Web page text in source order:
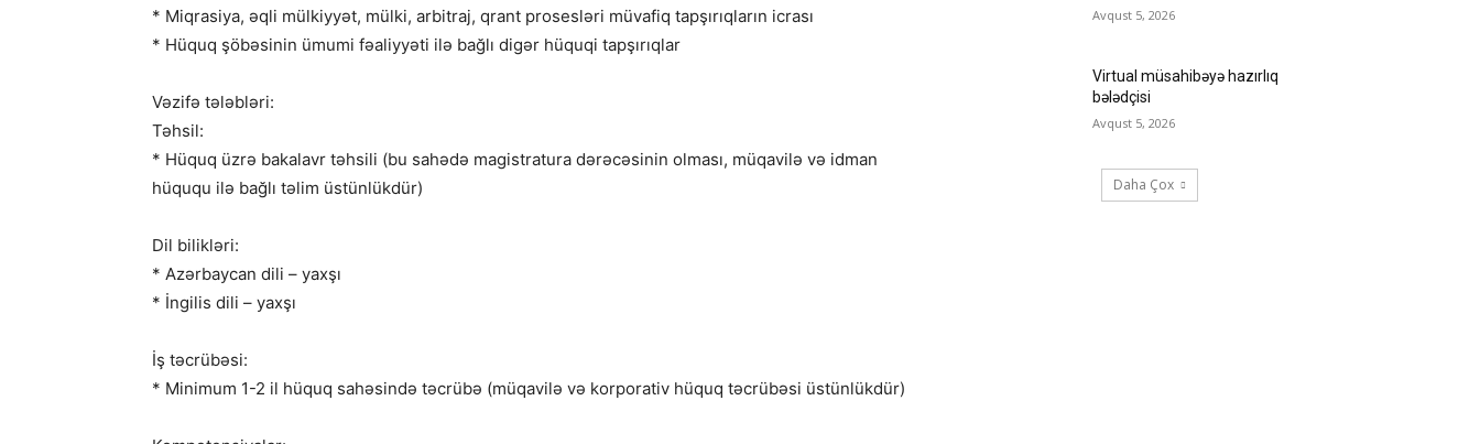
* Miqrasiya, əqli mülkiyyət, mülki, arbitraj, qrant prosesləri müvafiq tapşırıqların icrası
* Hüquq şöbəsinin ümumi fəaliyyəti ilə bağlı digər hüquqi tapşırıqlar
Vəzifə tələbləri:
Təhsil:
* Hüquq üzrə bakalavr təhsili (bu sahədə magistratura dərəcəsinin olması, müqavilə və idman
hüququ ilə bağlı təlim üstünlükdür)
Dil bilikləri:
* Azərbaycan dili – yaxşı
* İngilis dili – yaxşı
İş təcrübəsi:
* Minimum 1-2 il hüquq sahəsində təcrübə (müqavilə və korporativ hüquq təcrübəsi üstünlükdür)
Avqust 5, 2026
Virtual müsahibəyə hazırlıq
bələdçisi
Avqust 5, 2026
Daha Çox